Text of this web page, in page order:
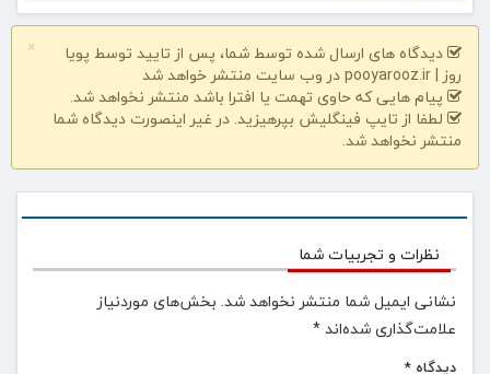
×
دیدگاه های ارسال شده توسط شما، پس از تایید توسط پویا
روز | pooyarooz.ir در وب سایت منتشر خواهد شد
پیام هایی که حاوی تهمت یا افترا باشد منتشر نخواهد شد.
لطفا از تایپ فینگلیش بپرهیزید. در غیر اینصورت دیدگاه شما
منتشر نخواهد شد.
نظرات و تجربیات شما
نشانی ایمیل شما منتشر نخواهد شد. بخش‌های موردنیاز
علامت‌گذاری شده‌اند*
دیدگاه *